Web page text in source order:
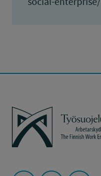
Työsuojelurahasto